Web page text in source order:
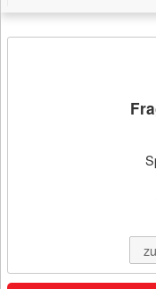
Online
03.08.2026 -